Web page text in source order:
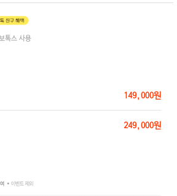
톡스 사용
149,000원
249,000원
● 이벤트 제외